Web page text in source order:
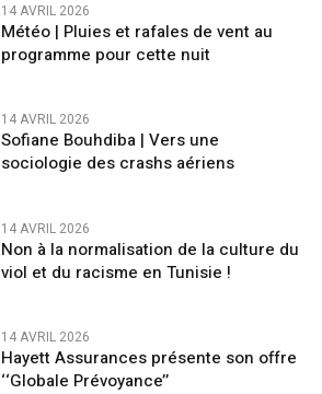
14 AVRIL 2026
Météo | Pluies et rafales de vent au
programme pour cette nuit
14 AVRIL 2026
Sofiane Bouhdiba | Vers une
sociologie des crashs aériens
14 AVRIL 2026
Non à la normalisation de la culture du
viol et du racisme en Tunisie !
14 AVRIL 2026
Hayett Assurances présente son offre
‘‘Globale Prévoyance’’